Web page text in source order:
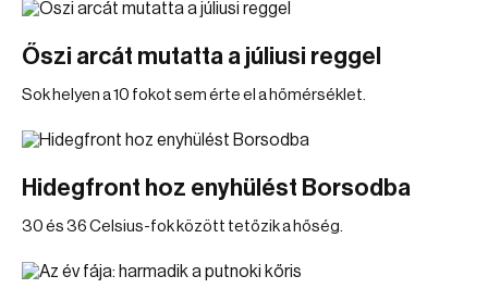
Őszi arcát mutatta a júliusi reggel
Sok helyen a 10 fokot sem érte el a hőmérséklet.
Hidegfront hoz enyhülést Borsodba
30 és 36 Celsius-fok között tetőzik a hőség.